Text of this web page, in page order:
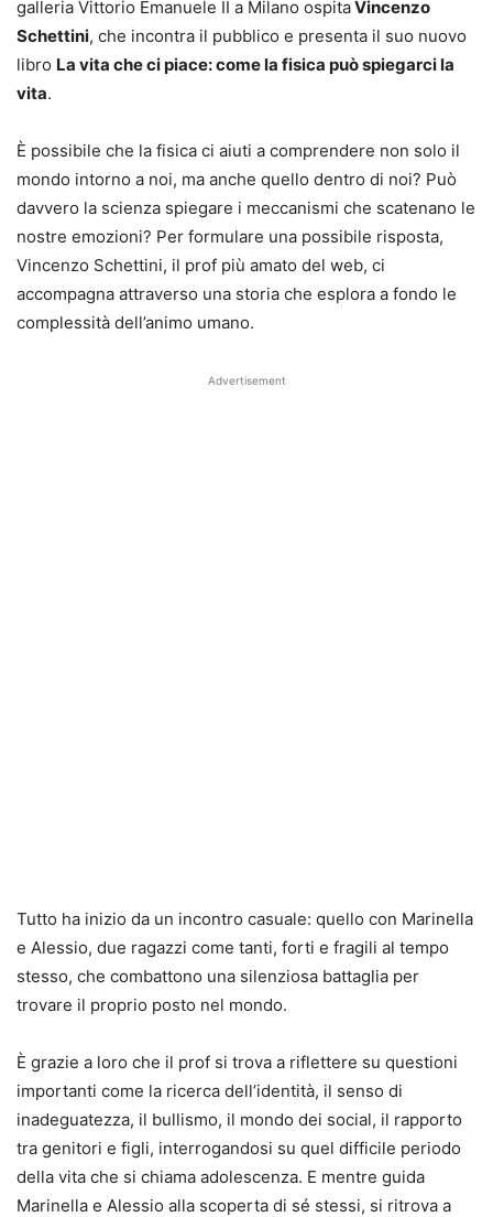
galleria Vittorio Emanuele II a Milano ospitaVincenzo
Schettini, che incontra il pubblico e presenta il suo nuovo
libro La vita che ci piace: come la fisica può spiegarci la
vita.
È possibile che la fisica ci aiuti a comprendere non solo il
mondo intorno a noi, ma anche quello dentro di noi? Può
davvero la scienza spiegare i meccanismi che scatenano le
nostre emozioni? Per formulare una possibile risposta,
Vincenzo Schettini, il prof più amato del web, ci
accompagna attraverso una storia che esplora a fondo le
complessità dell’animo umano.
Advertisement
Tutto ha inizio da un incontro casuale: quello con Marinella
e Alessio, due ragazzi come tanti, forti e fragili al tempo
stesso, che combattono una silenziosa battaglia per
trovare il proprio posto nel mondo.
È grazie a loro che il prof si trova a riflettere su questioni
importanti come la ricerca dell’identità, il senso di
inadeguatezza, il bullismo, il mondo dei social, il rapporto
tra genitori e figli, interrogandosi su quel difficile periodo
della vita che si chiama adolescenza. E mentre guida
Marinella e Alessio alla scoperta di sé stessi, si ritrova a